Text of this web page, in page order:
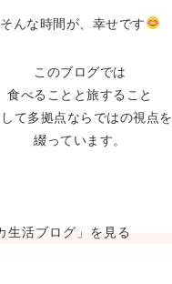
そんな時間が、幸せです
このブログでは
食べることと旅すること
て多拠点ならではの視点を
綴っています。
生活ブログ」を見る